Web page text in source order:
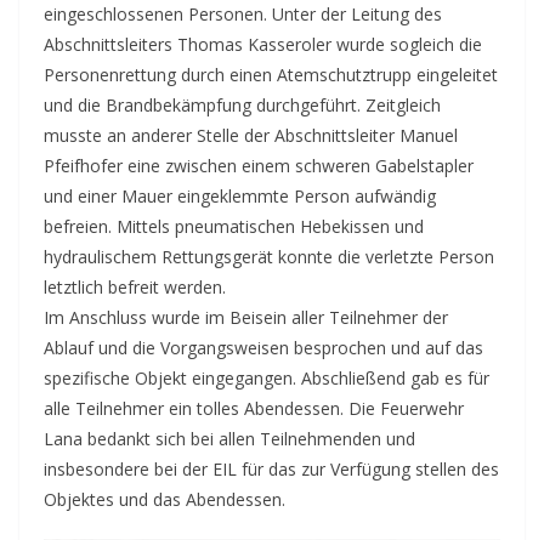
eingeschlossenen Personen. Unter der Leitung des
Abschnittsleiters Thomas Kasseroler wurde sogleich die
Personenrettung durch einen Atemschutztrupp eingeleitet
und die Brandbekämpfung durchgeführt. Zeitgleich
musste an anderer Stelle der Abschnittsleiter Manuel
Pfeifhofer eine zwischen einem schweren Gabelstapler
und einer Mauer eingeklemmte Person aufwändig
befreien. Mittels pneumatischen Hebekissen und
hydraulischem Rettungsgerät konnte die verletzte Person
letztlich befreit werden.
Im Anschluss wurde im Beisein aller Teilnehmer der
Ablauf und die Vorgangsweisen besprochen und auf das
spezifische Objekt eingegangen. Abschließend gab es für
alle Teilnehmer ein tolles Abendessen. Die Feuerwehr
Lana bedankt sich bei allen Teilnehmenden und
insbesondere bei der EIL für das zur Verfügung stellen des
Objektes und das Abendessen.